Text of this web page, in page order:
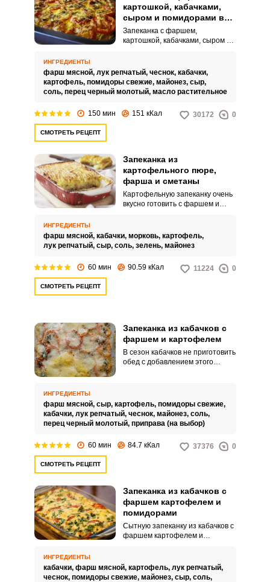
картошкой, кабачками,
сыром и помидорами в
духовке
Запеканка с фаршем,
картошкой, кабачками, сыром и
питательное и сытное. Готовить
его легко и просто и можно
накормить большую семью.
ИНГРЕДИЕНТЫ
фарш мясной, лук репчатый, чеснок, кабачки,
картофель, помидоры свежие, майонез, сыр,
соль, перец черный молотый, масло растительное
150 мин 151 кКал 30172 0
СМОТРЕТЬ РЕЦЕПТ
Запеканка из
картофельного пюре,
фарша и сметаны
Картофельную запеканку очень
вкусно готовить с фаршем и
нежной.
ИНГРЕДИЕНТЫ
фарш мясной, кабачки, морковь, картофель,
лук репчатый, сыр, соль, зелень, майонез
60 мин 90.59 кКал 11224 0
СМОТРЕТЬ РЕЦЕПТ
Запеканка из кабачков с
фаршем и картофелем
В сезон кабачков не приготовить
обед с добавлением этого
картофелем – полноценное
питательное блюдо, которое не
только очень вкусное и сочное,
но еще и полезное. Оно точно
ИНГРЕДИЕНТЫ
фарш мясной, сыр, картофель, помидоры свежие,
кабачки, лук репчатый, чеснок, майонез, соль,
перец черный молотый, приправа (на выбор)
60 мин 84.7 кКал 37376 0
СМОТРЕТЬ РЕЦЕПТ
Запеканка из кабачков с
фаршем картофелем и
помидорами
Сытную запеканку из кабачков с
фаршем картофелем и
получается питательным и
аппетитным благодаря
ИНГРЕДИЕНТЫ
кабачки, фарш мясной, картофель, лук репчатый,
чеснок, помидоры свежие, майонез, сыр, соль,